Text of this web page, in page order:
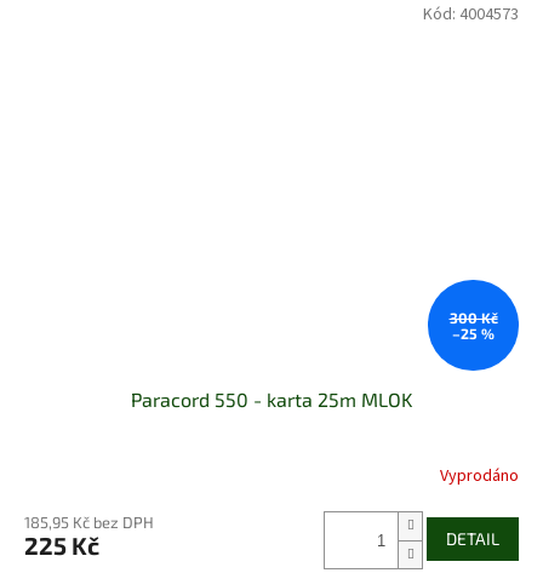
300 Kč
–25 %
Paracord 550 - karta 25m MLOK
Vyprodáno
185,95 Kč bez DPH
225 Kč DETAIL
Kód: 4004573